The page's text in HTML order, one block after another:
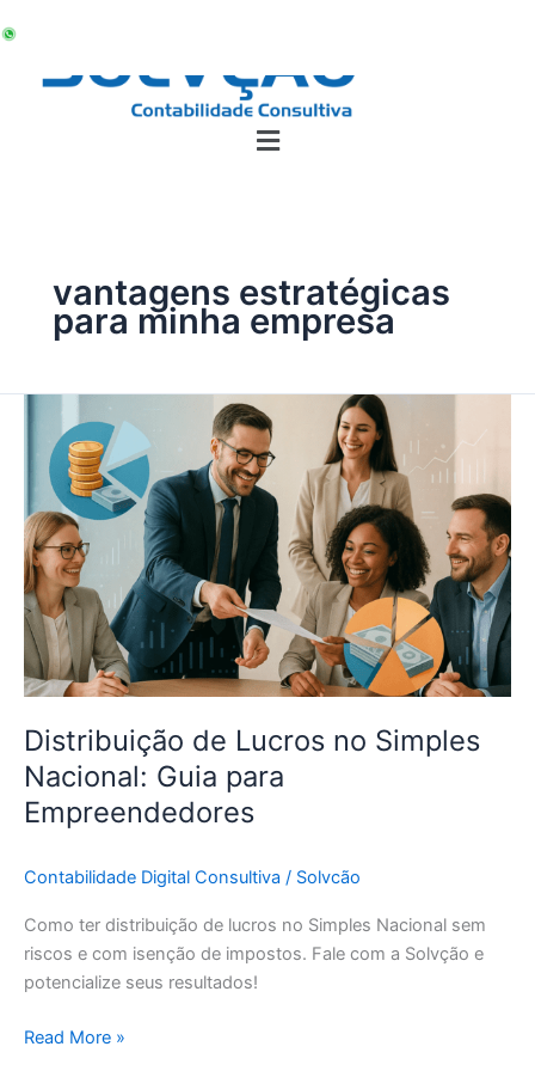
para
vantagens estratégicas
para minha empresa
Distribuição de Lucros no Simples
Nacional: Guia para
Empreendedores
Contabilidade Digital Consultiva / Solvcão
Como ter distribuição de lucros no Simples Nacional sem
riscos e com isenção de impostos. Fale com a Solvção e
potencialize seus resultados!
Distribuição
Lucros
Simples
Nacional:
Guia
para
Empreendedores
Read More »